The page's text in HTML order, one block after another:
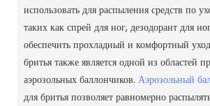
использовать для распыления средств по
таких как спрей для ног, дезодорант для
обеспечить прохладный и комфортный
бритья также является одной из областей
аэрозольных баллончиков. Аэрозольный
для бритья позволяет равномерно